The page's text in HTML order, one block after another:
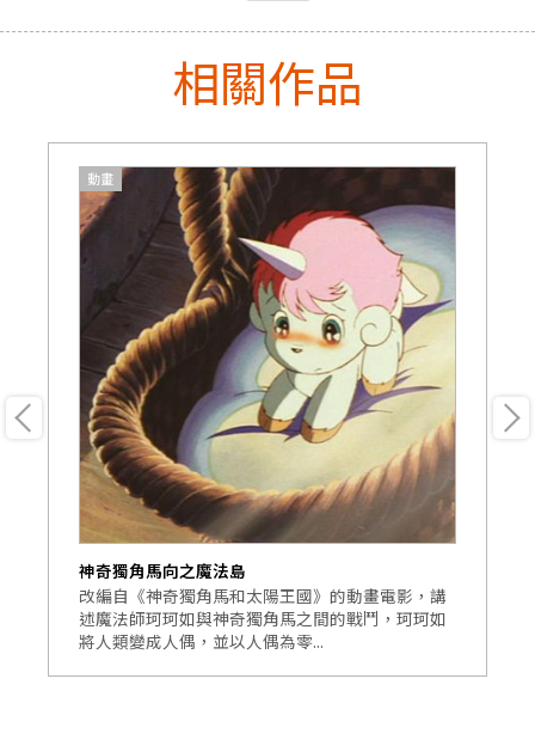
相關作品
動畫
神奇獨角馬向之魔法島
改編自《神奇獨角馬和太陽王國》的動畫電影，講
述魔法師珂珂如與神奇獨角馬之間的戰鬥，珂珂如
將人類變成人偶，並以人偶為零...